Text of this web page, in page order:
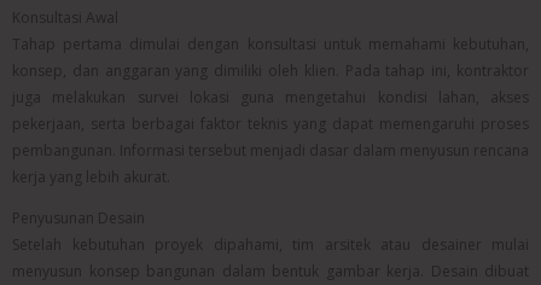
Konsultasi Awal
Tahap pertama dimulai dengan konsultasi untuk memahami kebutuhan,
konsep, dan anggaran yang dimiliki oleh klien. Pada tahap ini, kontraktor
juga melakukan survei lokasi guna mengetahui kondisi lahan, akses
pekerjaan, serta berbagai faktor teknis yang dapat memengaruhi proses
pembangunan. Informasi tersebut menjadi dasar dalam menyusun rencana
kerja yang lebih akurat.
Penyusunan Desain
Setelah kebutuhan proyek dipahami, tim arsitek atau desainer mulai
menyusun konsep bangunan dalam bentuk gambar kerja. Desain dibuat